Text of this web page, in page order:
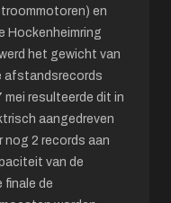
en
Hockenheimring
het gewicht van
afstandsrecords
mei resulteerde dit in
aangedreven
nog 2 records aan
van de
finale de